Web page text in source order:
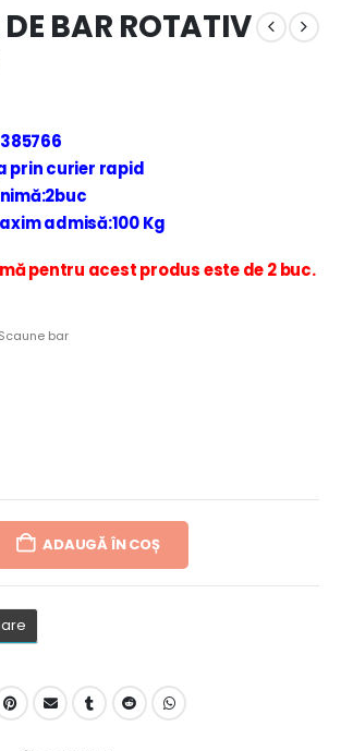
BAR ROTATIV
prin curier rapid
admisă:100 Kg
pentru acest produs este de 2 buc.
Scaune bar
ADAUGĂ ÎN COȘ